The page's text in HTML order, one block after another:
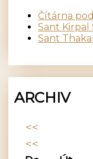
Čítárna
Sant Kirpal
Sant
ARCHIV
<<
<<